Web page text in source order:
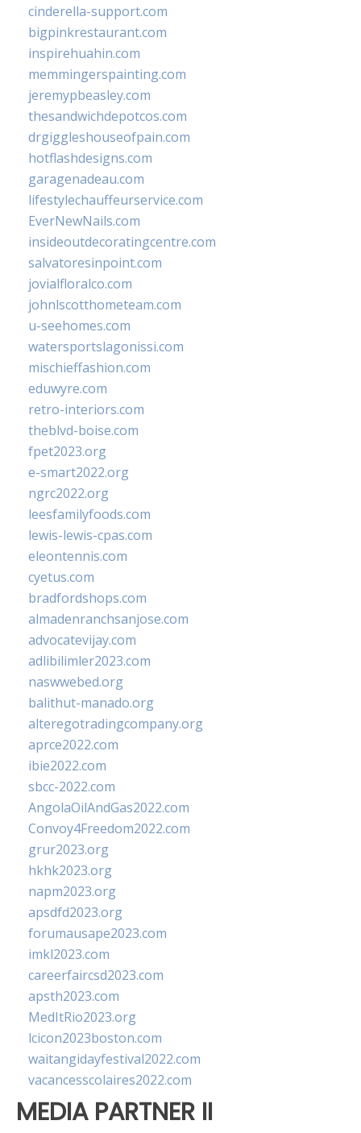
cinderella-support.com
bigpinkrestaurant.com
inspirehuahin.com
memmingerspainting.com
jeremypbeasley.com
thesandwichdepotcos.com
drgiggleshouseofpain.com
hotflashdesigns.com
garagenadeau.com
lifestylechauffeurservice.com
EverNewNails.com
insideoutdecoratingcentre.com
salvatoresinpoint.com
jovialfloralco.com
johnlscotthometeam.com
u-seehomes.com
watersportslagonissi.com
mischieffashion.com
eduwyre.com
retro-interiors.com
theblvd-boise.com
fpet2023.org
e-smart2022.org
ngrc2022.org
leesfamilyfoods.com
lewis-lewis-cpas.com
eleontennis.com
cyetus.com
bradfordshops.com
almadenranchsanjose.com
advocatevijay.com
adlibilimler2023.com
naswwebed.org
balithut-manado.org
alteregotradingcompany.org
aprce2022.com
ibie2022.com
sbcc-2022.com
AngolaOilAndGas2022.com
Convoy4Freedom2022.com
grur2023.org
hkhk2023.org
napm2023.org
apsdfd2023.org
forumausape2023.com
imkl2023.com
careerfaircsd2023.com
apsth2023.com
MedItRio2023.org
lcicon2023boston.com
waitangidayfestival2022.com
vacancesscolaires2022.com
MEDIA PARTNER II